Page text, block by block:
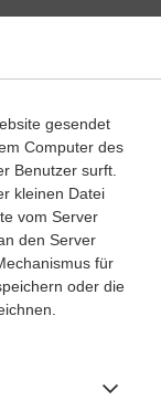
neun
Deutschen Reich
hatten, den
gesendet
Computer des
Benutzer surft.
kleinen Datei
vom Server
den Server
für
oder die